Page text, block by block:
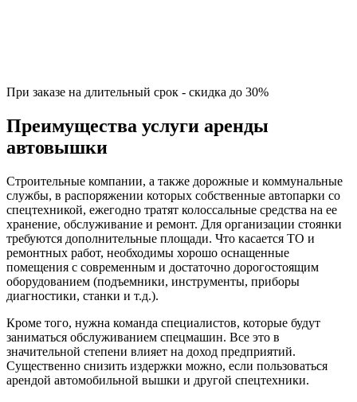
При заказе на длительный срок - скидка до 30%
Преимущества услуги аренды
автовышки
Строительные компании, а также дорожные и коммунальные
службы, в распоряжении которых собственные автопарки со
спецтехникой, ежегодно тратят колоссальные средства на ее
хранение, обслуживание и ремонт. Для организации стоянки
требуются дополнительные площади. Что касается ТО и
ремонтных работ, необходимы хорошо оснащенные
помещения с современным и достаточно дорогостоящим
оборудованием (подъемники, инструменты, приборы
диагностики, станки и т.д.).
Кроме того, нужна команда специалистов, которые будут
заниматься обслуживанием спецмашин. Все это в
значительной степени влияет на доход предприятий.
Существенно снизить издержки можно, если пользоваться
арендой автомобильной вышки и другой спецтехники.